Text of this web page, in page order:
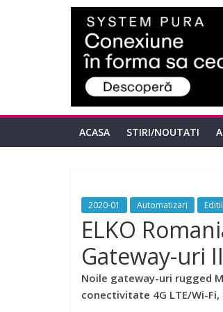
ACASA STIRI/NOUTATI
2020-01 Automatizari Editii
ELKO
Gateway-uri
Noile gateway-uri rugged
conectivitate 4G LTE/Wi-